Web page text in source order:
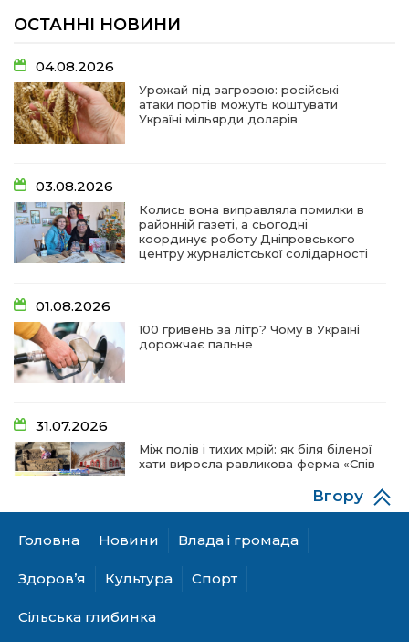
ОСТАННІ НОВИНИ
04.08.2026
Урожай під загрозою: російські
атаки портів можуть коштувати
Україні мільярди доларів
03.08.2026
Колись вона виправляла помилки в
районній газеті, а сьогодні
координує роботу Дніпровського
центру журналістської солідарності
01.08.2026
100 гривень за літр? Чому в Україні
дорожчає пальне
31.07.2026
Між полів і тихих мрій: як біля біленої
хати виросла равликова ферма «Спів
28.07.2026
ветерани разом створюють
Головна Новини Влада і громада
Здоров’я Культура Спорт
Сільська глибинка
Вгору